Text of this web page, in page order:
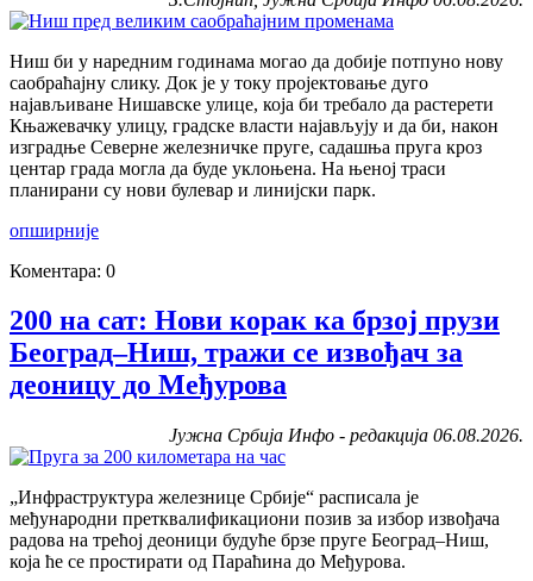
Ниш би у наредним годинама могао да добије потпуно нову
саобраћајну слику. Док је у току пројектовање дуго
најављиване Нишавске улице, која би требало да растерети
Књажевачку улицу, градске власти најављују и да би, након
изградње Северне железничке пруге, садашња пруга кроз
центар града могла да буде уклоњена. На њеној траси
планирани су нови булевар и линијски парк.
опширније
Коментара: 0
200 на сат: Нови корак ка брзој прузи
Београд–Ниш, тражи се извођач за
деоницу до Међурова
Јужна Србија Инфо - редакција 06.08.2026.
„Инфраструктура железнице Србије“ расписала је
међународни претквалификациони позив за избор извођача
радова на трећој деоници будуће брзе пруге Београд–Ниш,
која ће се простирати од Параћина до Међурова.